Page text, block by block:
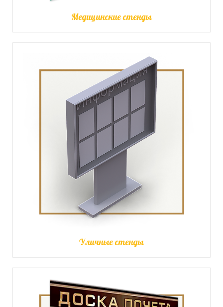
Медицинские стенды
Уличные стенды